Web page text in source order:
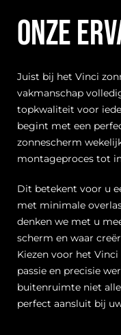
Onze
Juist bij het Vinci
vakmanschap
topkwaliteit voor
begint met een
zonnescherm
montageproces tot
Dit betekent voor u
met minimale
denken we met u
scherm en waar
Kiezen voor het
passie en precisie
buitenruimte niet
perfect aansluit bij